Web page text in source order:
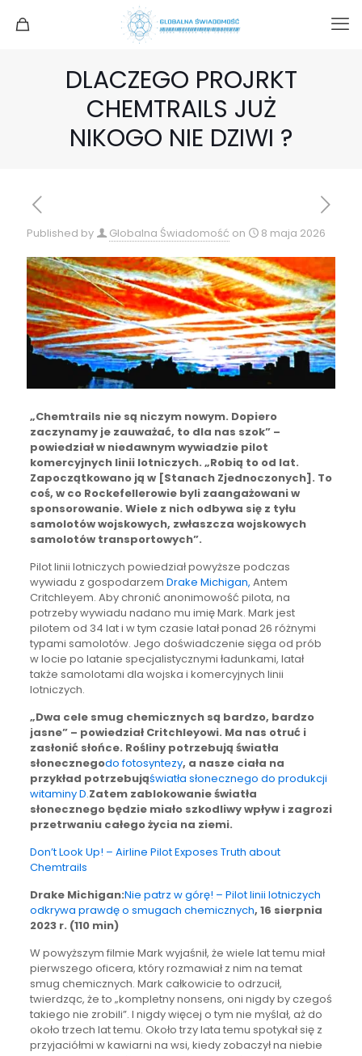
DLACZEGO PROJRKT
CHEMTRAILS JUŻ
NIKOGO NIE DZIWI ?
Published by Globalna Świadomość on 8 maja 2026
„Chemtrails nie są niczym nowym. Dopiero
zaczynamy je zauważać, to dla nas szok” –
powiedział w niedawnym wywiadzie pilot
komercyjnych linii lotniczych. „Robią to od lat.
Zapoczątkowano ją w [Stanach Zjednoczonych]. To
coś, w co Rockefellerowie byli zaangażowani w
sponsorowanie. Wiele z nich odbywa się z tyłu
samolotów wojskowych, zwłaszcza wojskowych
samolotów transportowych”.
Pilot linii lotniczych powiedział powyższe podczas
wywiadu z gospodarzem Drake Michigan, Antem
Critchleyem. Aby chronić anonimowość pilota, na
potrzeby wywiadu nadano mu imię Mark. Mark jest
pilotem od 34 lat i w tym czasie latał ponad 26 różnymi
typami samolotów. Jego doświadczenie sięga od prób
w locie po latanie specjalistycznymi ładunkami, latał
także samolotami dla wojska i komercyjnych linii
lotniczych.
„Dwa cele smug chemicznych są bardzo, bardzo
jasne” – powiedział Critchleyowi. Ma nas otruć i
zasłonić słońce. Rośliny potrzebują światła
słonecznegodo fotosyntezy, a nasze ciała na
przykład potrzebująświatła słonecznego do produkcji
witaminy D.Zatem zablokowanie światła
słonecznego będzie miało szkodliwy wpływ i zagrozi
przetrwaniu całego życia na ziemi.
Don’t Look Up! – Airline Pilot Exposes Truth about
Chemtrails
Drake Michigan:Nie patrz w górę! – Pilot linii lotniczych
odkrywa prawdę o smugach chemicznych, 16 sierpnia
2023 r. (110 min)
W powyższym filmie Mark wyjaśnił, że wiele lat temu miał
pierwszego oficera, który rozmawiał z nim na temat
smug chemicznych. Mark całkowicie to odrzucił,
twierdząc, że to „kompletny nonsens, oni nigdy by czegoś
takiego nie zrobili”. I nigdy więcej o tym nie myślał, aż do
około trzech lat temu. Około trzy lata temu spotykał się z
przyjaciółmi w kawiarni na wsi, kiedy zobaczył na niebie